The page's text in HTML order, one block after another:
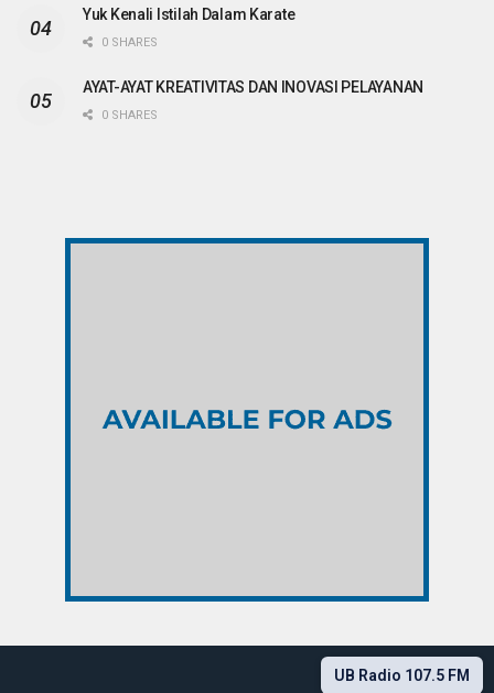
Yuk Kenali Istilah Dalam Karate
0 SHARES
AYAT-AYAT KREATIVITAS DAN INOVASI PELAYANAN
0 SHARES
UB Radio 107.5 FM